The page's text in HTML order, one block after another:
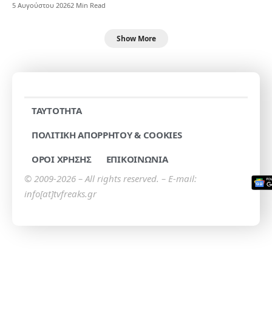
5 Αυγούστου 20262 Min Read
Show More
TAYTOTHTA
ΠΟΛΙΤΙΚΗ ΑΠΟΡΡΗΤΟΥ & COOKIES
ΟΡΟΙ ΧΡΗΣΗΣ
ΕΠΙΚΟΙΝΩΝΙΑ
© 2009-2026 – All rights reserved. – E-mail:
info[at]tvfreaks.gr